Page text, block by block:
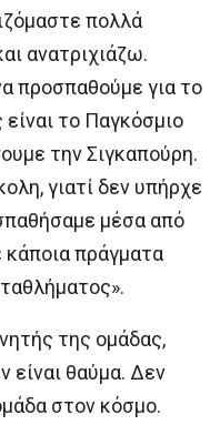
πολλά
ανατριχιάζω.
προσπαθούμε για το
το Παγκόσμιο
την Σιγκαπούρη.
γιατί δεν υπήρχε
μέσα από
κάποια πράγματα
της ομάδας,
είναι θαύμα. Δεν
στον κόσμο.